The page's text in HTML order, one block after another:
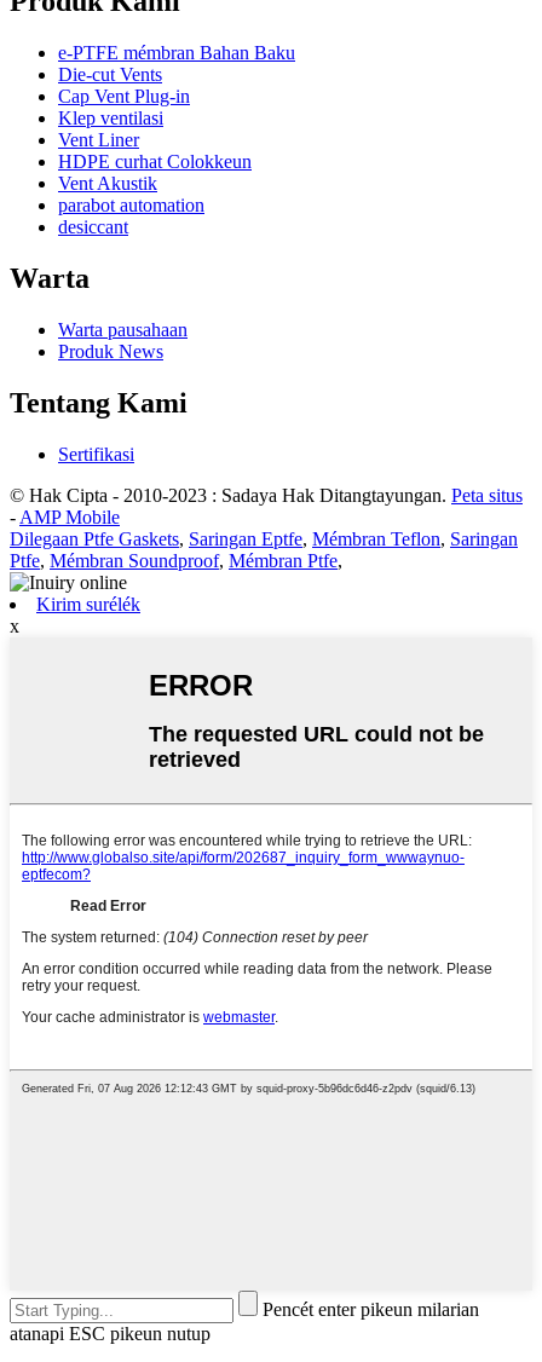
e-PTFE mémbran Bahan Baku
Die-cut Vents
Cap Vent Plug-in
Klep ventilasi
Vent Liner
HDPE curhat Colokkeun
Vent Akustik
parabot automation
desiccant
Warta
Warta pausahaan
Produk News
Tentang Kami
Sertifikasi
© Hak Cipta - 2010-2023 : Sadaya Hak Ditangtayungan. Peta situs
- AMP Mobile
Dilegaan Ptfe Gaskets, Saringan Eptfe, Mémbran Teflon, Saringan
Ptfe, Mémbran Soundproof, Mémbran Ptfe,
Kirim surélék
x
Pencét enter pikeun milarian
atanapi ESC pikeun nutup